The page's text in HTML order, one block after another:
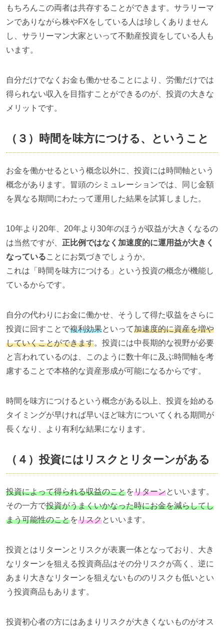
もちろんこの両者は共存することができます。サラリーマ
ンでありながら株やFXをしている人は珍しくありません
し、サラリーマン大家といって不動産投資をしている人も
います。
自分だけでなくお金も働かせることにより、労働だけでは
得られない収入を目指すことができるのが、投資の大きな
メリットです。
（３）時間を味方につける、ということ
お金を働かせるという概念以外に、投資には時間軸という
概念があります。冒頭のシミュレーションでは、同じ金額
を異なる期間にわたって運用した結果を試算しました。
10年より 20年、 20年より 30年のほうが収益が大きくなるの
は当然ですが、 正比例ではなく加速度的に運用益が大きく
なっていることにお気づきでしょうか。
これは「時間を味方につける」という投資の概念が機能し
ているからです。
自分の代わりにお金に働かせ、そうして得た収益をさらに
投資に回すことで複利効果といって加速度的に資産を増や
していくことができます。投資には中長期的な視野が必要
と言われているのは、このように数十年に及ぶ時間軸を考
慮することで本格的な資産形成が可能になるからです。
時間を味方につけるという概念がある以上、投資を始める
タイミングが早ければ早いほど味方についてくれる期間が
長くなり、より有利な結果になります。
（４）投資にはリスクとリターンがある
投資によって得られる収益のことをリターンといいます。
その一方で投資がうまくいかなった時にお金を減らしてし
まう可能性のことをリスクといいます。
投資とはリターンとリスクが表裏一体となっており、大き
なリターンを狙える投資商品はその分リスクが高く、逆に
あまり大きなリターンを狙えないもののリスクも低いとい
う投資商品もあります。
投資初心者の方にはあまりリスクが大きくないものがオス